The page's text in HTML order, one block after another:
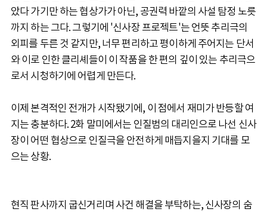
았다 가기만 하는 협상가가 아닌, 공권력 바깥의 사설 탐정 노릇
까지 하는 그다. 그렇기에 '신사장 프로젝트'는 언뜻 추리극의
외피를 두른 것 같지만, 너무 편리하고 평이하게 주어지는 단서
와 이로 인한 클리셰들이 이 작품을 한 편의 깊이 있는 추리극으
로서 시청하기에 어렵게 만든다.
이제 본격적인 전개가 시작됐기에, 이 점에서 재미가 반등할 여
지는 충분하다. 2화 말미에서는 인질범의 대리인으로 나선 신사
장이 어떤 협상으로 인질극을 안전하게 매듭지을지 기대를 모
으는 상황.
현직 판사까지 굽신거리며 사건 해결을 부탁하는, 신사장의 숨